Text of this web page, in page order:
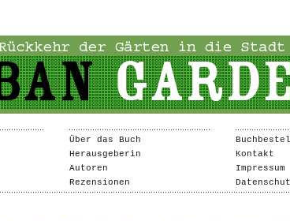
Über das Buch
Herausgeberin
Autoren
Rezensionen
Kontakt
Impressum